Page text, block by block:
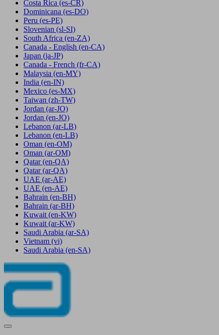
Costa Rica (es-CR)
Dominicana (es-DO)
Peru (es-PE)
Slovenian (sl-SI)
South Africa (en-ZA)
Canada - English (en-CA)
Japan (ja-JP)
Canada - French (fr-CA)
Malaysia (en-MY)
India (en-IN)
Mexico (es-MX)
Taiwan (zh-TW)
Jordan (ar-JO)
Jordan (en-JO)
Lebanon (ar-LB)
Lebanon (en-LB)
Oman (en-OM)
Oman (ar-OM)
Qatar (en-QA)
Qatar (ar-QA)
UAE (ar-AE)
UAE (en-AE)
Bahrain (en-BH)
Bahrain (ar-BH)
Kuwait (en-KW)
Kuwait (ar-KW)
Saudi Arabia (ar-SA)
Vietnam (vi)
Saudi Arabia (en-SA)